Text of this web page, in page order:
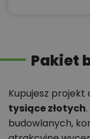
Pakiet
Kupujesz projekt
tysiące złotych
budowlanych,